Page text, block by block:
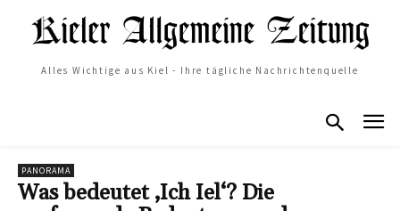
Alles Wichtige aus Kiel - Ihre tägliche Nachrichtenquelle
PANORAMA
Was bedeutet ‚Ich Iel‘? Die